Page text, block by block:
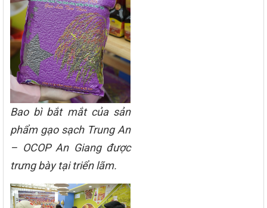
Bao bì bắt mắt của sản
phẩm gạo sạch Trung An
– OCOP An Giang được
trưng bày tại triển lãm.